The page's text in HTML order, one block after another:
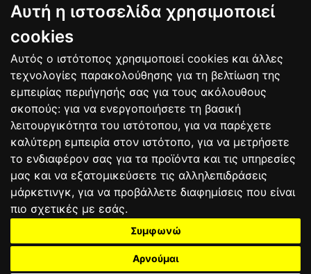
Αυτή η ιστοσελίδα χρησιμοποιεί
cookies
Αυτός ο ιστότοπος χρησιμοποιεί cookies και άλλες
τεχνολογίες παρακολούθησης για τη βελτίωση της
εμπειρίας περιήγησής σας για τους ακόλουθους
σκοπούς: για να ενεργοποιήσετε τη βασική
λειτουργικότητα του ιστότοπου, για να παρέχετε
καλύτερη εμπειρία στον ιστότοπο, για να μετρήσετε
το ενδιαφέρον σας για τα προϊόντα και τις υπηρεσίες
μας και να εξατομικεύσετε τις αλληλεπιδράσεις
μάρκετινγκ, για να προβάλλετε διαφημίσεις που είναι
πιο σχετικές με εσάς.
Συμφωνώ
Αρνούμαι
9 Alex MARQUEZ SPA
Luca MARINI
Bαθμολογία
ΟΡΟΙ ΧΡΗΣΗΣΠΟΛΙΤΙΚΗ ΠΡΟΣΤΑΣΙΑΣ
ΑΓΩΝΕΣΑΠΟΤΕΛΕΣΜΑΤΑΑΓΟΡΑ